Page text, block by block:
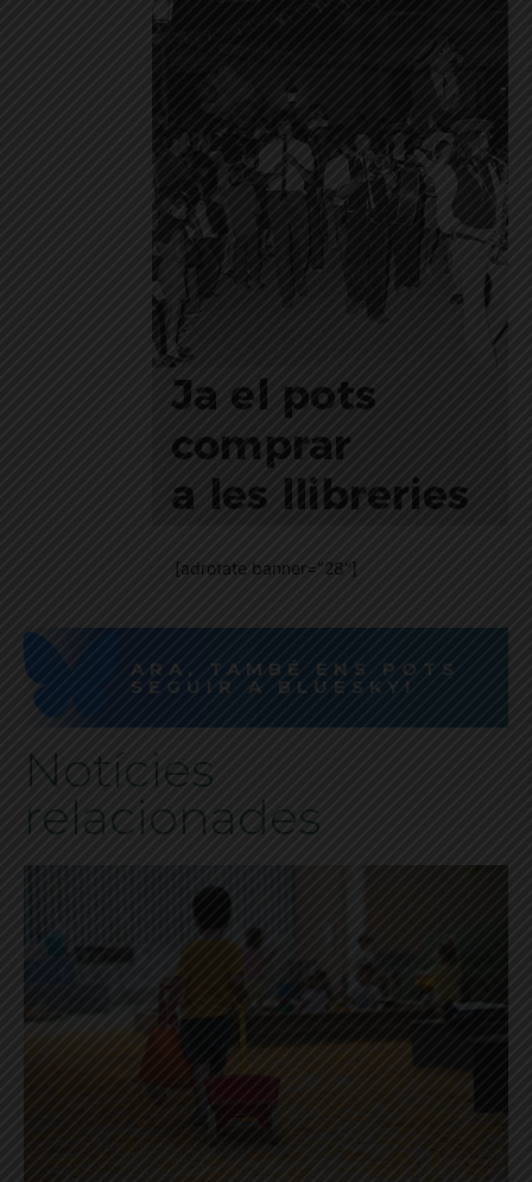
[adrotate banner="28"]
ARA, TAMBÉ ENS POTS
SEGUIR A BLUESKY!
Notícies
relacionades